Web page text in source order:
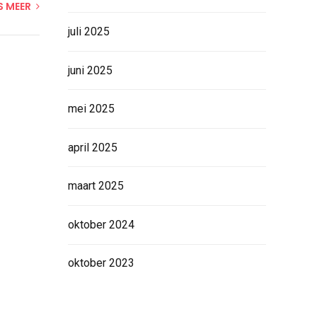
MEER
juli 2025
juni 2025
mei 2025
april 2025
maart 2025
oktober 2024
oktober 2023